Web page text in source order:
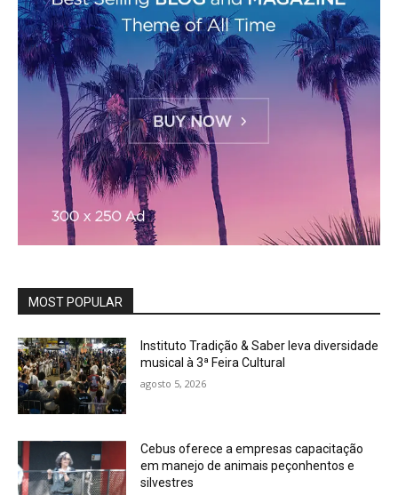
MOST POPULAR
Instituto Tradição & Saber leva diversidade
musical à 3ª Feira Cultural
agosto 5, 2026
Cebus oferece a empresas capacitação
em manejo de animais peçonhentos e
silvestres